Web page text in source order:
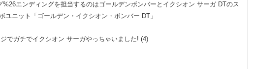
%26エンディングを担当するのはゴールデンボンバーとイクシオン サーガ DTのス
ユニット「ゴールデン・イクシオン・ボンバー DT」
でガチでイクシオン サーガやっちゃいました! (4)